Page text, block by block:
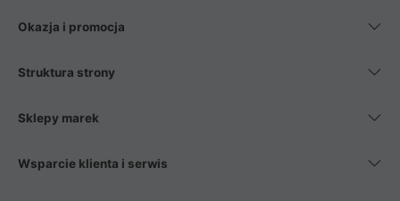
Okazja i promocja
Struktura strony
Sklepy marek
Wsparcie klienta i serwis